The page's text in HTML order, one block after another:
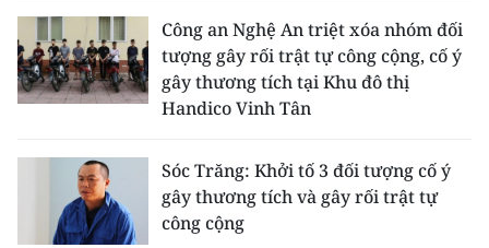
MỘT SẢN PHẨM
RADIO
E-Magazine
Video
Công an Nghệ An triệt xóa nhóm đối
tượng gây rối trật tự công cộng, cố ý
gây thương tích tại Khu đô thị
Handico Vinh Tân
Sóc Trăng: Khởi tố 3 đối tượng cố ý
gây thương tích và gây rối trật tự
công cộng